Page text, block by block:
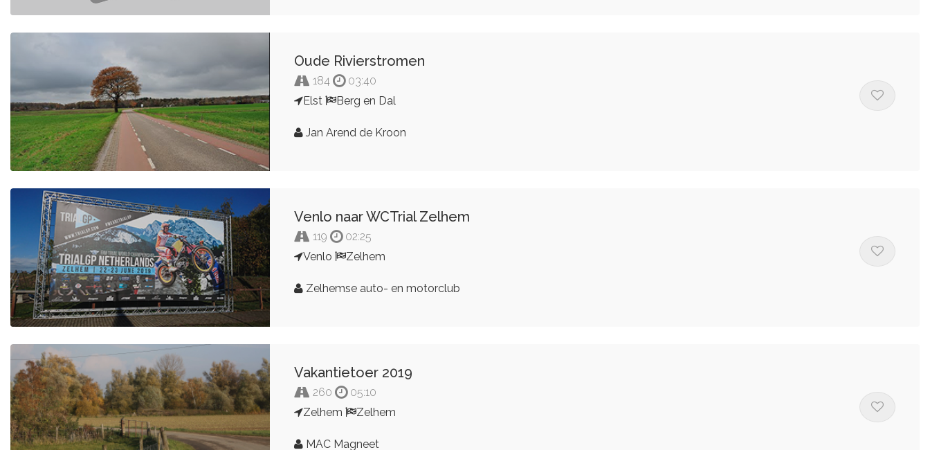
Oude Rivierstromen
184
03:40
Elst
Berg en Dal
Jan Arend de Kroon
Venlo naar WCTrial Zelhem
119
02:25
Venlo
Zelhem
Zelhemse auto- en motorclub
Vakantietoer 2019
260
05:10
Zelhem
Zelhem
MAC Magneet